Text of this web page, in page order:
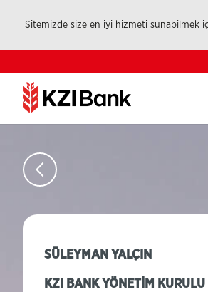
Sitemizde size en iyi hizmeti sunabilmek
SÜLEYMAN YALÇIN
KZI BANK YÖNETİM KURULU